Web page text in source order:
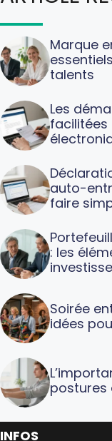
Marque
talents
Les
auto-
faire
: les
Soirée
idées
postures
INFOS